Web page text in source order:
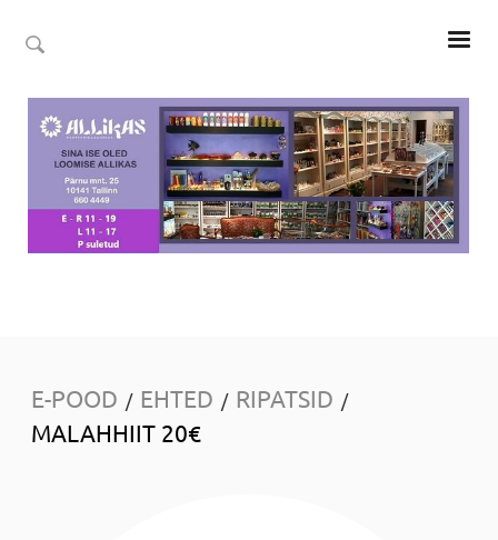
E-POOD / EHTED / RIPATSID /
MALAHHIIT 20€